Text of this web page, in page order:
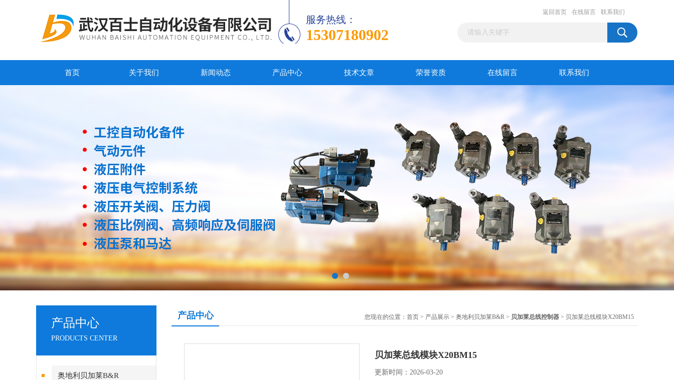
服务热线：
15307180902
返回首页 在线留言 联系我们
首页 关于我们 新闻动态 产品中心 技术文章 荣誉资质 在线留言 联系我们
产品中心
PRODUCTS CENTER
奥地利贝加莱B&R
产品中心 您现在的位置： 首页 > 产品展示 > 奥地利贝加莱B&R > 贝加莱总线控制器 > 贝加莱总线模块X20BM15
贝加莱总线模块X20BM15
更新时间：2026-03-20